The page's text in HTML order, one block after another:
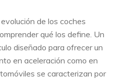
de los coches
qué los define. Un
diseñado para ofrecer un
en aceleración como en
se caracterizan por